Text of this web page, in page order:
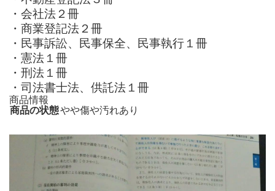
・会社法２冊
・商業登記法２冊
・民事訴訟、民事保全、民事執行１冊
・憲法１冊
・刑法１冊
・司法書士法、供託法１冊
商品情報
商品の状態やや傷や汚れあり